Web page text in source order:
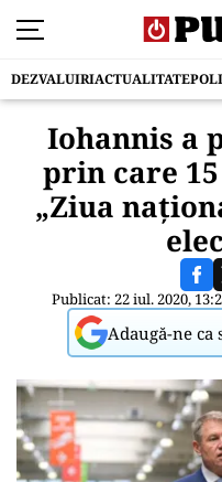
DEZVALUIRIACTUALITATE
Iohannis a
prin care
„Ziua
Publicat: 22 iul. 2020,
Adaugă-ne